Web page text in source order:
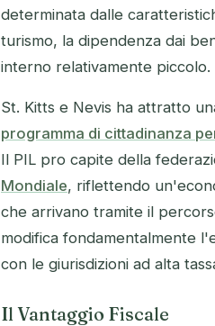
determinata dalle
turismo, la dipendenza dai
interno relativamente piccolo.
St. Kitts e Nevis ha attratto
programma di cittadinanza
Il PIL pro capite della
Mondiale, riflettendo
che arrivano tramite il
modifica fondamentalmente
con le giurisdizioni ad alta
Il Vantaggio Fiscale